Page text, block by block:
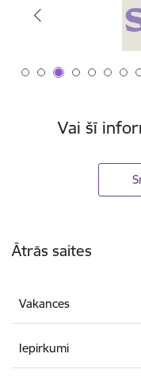
Vai šī
Ātrās saites
Vakances
Iepirkumi